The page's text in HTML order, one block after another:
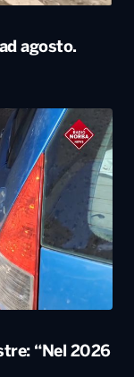
agosto.
“Nel 2026